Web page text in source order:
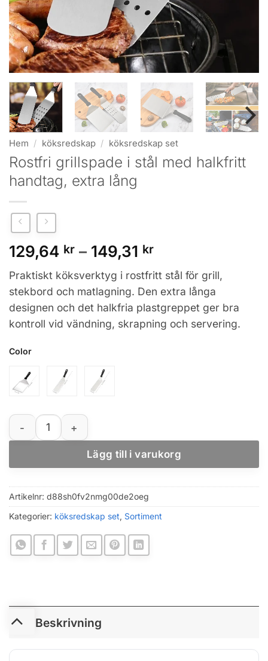
Hem / köksredskap / köksredskap set
Rostfri grillspade i stål med halkfritt
handtag, extra lång
129,64 kr – 149,31 krPrisintervall:
129,64 kr
till
149,31 kr
Praktiskt köksverktyg i rostfritt stål för grill,
stekbord och matlagning. Den extra långa
designen och det halkfria plastgreppet ger bra
kontroll vid vändning, skrapning och servering.
Color
Rostfri grillspade i stål med halkfritt handtag, extra lång
Lägg till i varukorg
Artikelnr: d88sh0fv2nmg00de2oeg
Kategorier: köksredskap set Sortiment
Beskrivning